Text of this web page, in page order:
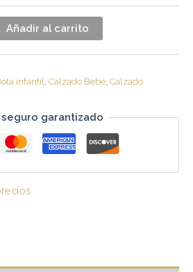
Añadir al carrito
infantil Calzado Bebé Calzado
seguro garantizado